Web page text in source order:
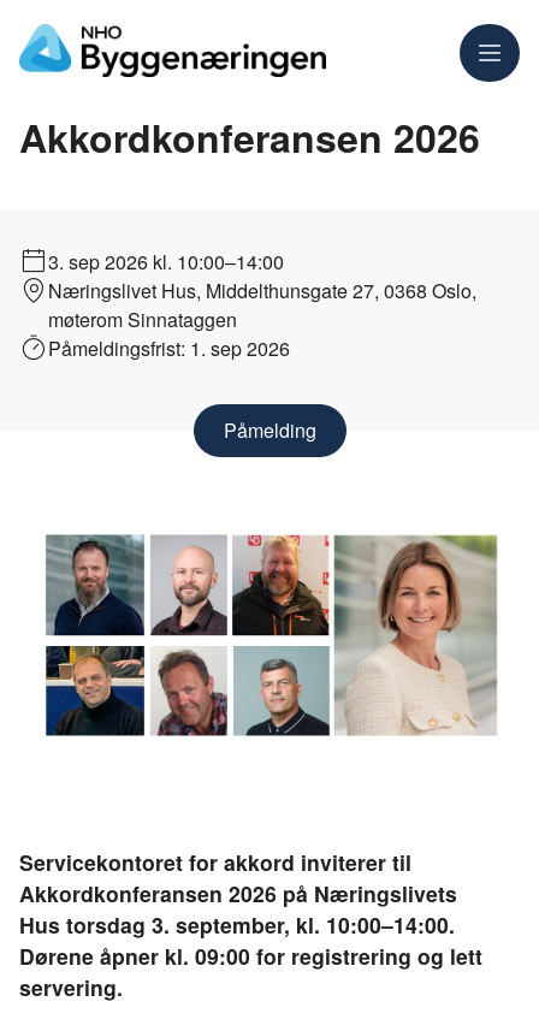
Meny
Akkordkonferansen 2026
3. sep 2026 kl. 10:00–14:00
Næringslivet Hus, Middelthunsgate 27, 0368 Oslo,
møterom Sinnataggen
Påmeldingsfrist: 1. sep 2026
Påmelding
Servicekontoret for akkord inviterer til
Akkordkonferansen 2026 på Næringslivets
Hus torsdag 3. september, kl. 10:00–14:00.
Dørene åpner kl. 09:00 for registrering og lett
servering.